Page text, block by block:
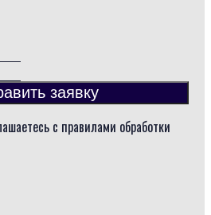
с правилами обработки
заявку